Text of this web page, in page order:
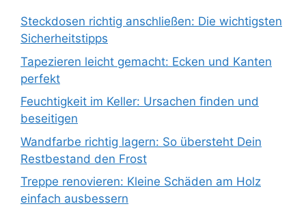
Steckdosen richtig anschließen: Die wichtigsten
Sicherheitstipps
Tapezieren leicht gemacht: Ecken und Kanten
perfekt
Feuchtigkeit im Keller: Ursachen finden und
beseitigen
Wandfarbe richtig lagern: So übersteht Dein
Restbestand den Frost
Treppe renovieren: Kleine Schäden am Holz
einfach ausbessern